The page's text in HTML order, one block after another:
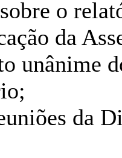
o
da
unânime
da